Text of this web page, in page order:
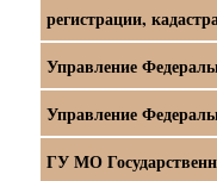
регистрации,
Управление
Управление
ГУ МО